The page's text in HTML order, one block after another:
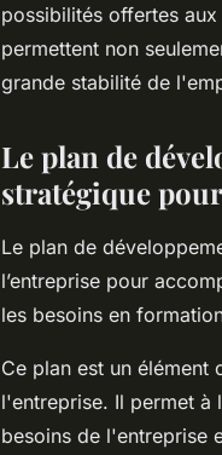
possibilités offertes
permettent non
grande stabilité de
Le plan de
stratégique
Le plan de
l’entreprise pour
les besoins en
Ce plan est un élément
l'entreprise. Il permet à
besoins de l'entreprise